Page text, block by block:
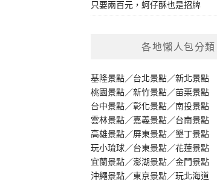
只要兩百元，蚵仔酥也是招牌
各地懶人包分類
基隆景點／台北景點／新北景點
桃園景點／新竹景點／苗栗景點
台中景點／彰化景點／南投景點
雲林景點／嘉義景點／台南景點
高雄景點／屏東景點／墾丁景點
玩小琉球／台東景點／花蓮景點
宜蘭景點／澎湖景點／金門景點
沖繩景點／東京景點／玩北海道